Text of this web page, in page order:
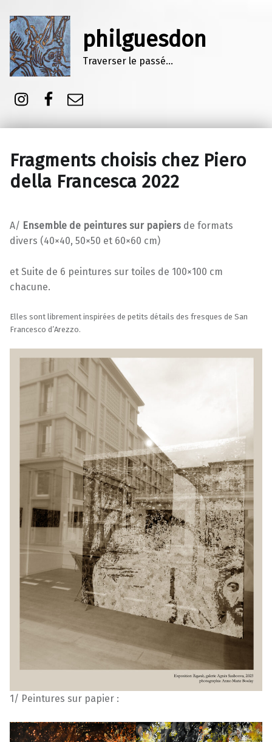
philguesdon
Traverser le passé…
Fragments choisis chez Piero
della Francesca 2022
A/ Ensemble de peintures sur papiers de formats
divers (40×40, 50×50 et 60×60 cm)
et Suite de 6 peintures sur toiles de 100×100 cm
chacune.
Elles sont librement inspirées de petits détails des fresques de San
Francesco d’Arezzo.
1/ Peintures sur papier :